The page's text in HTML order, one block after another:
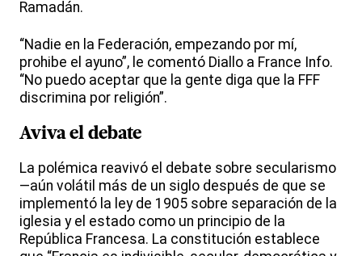
Ramadán.
“Nadie en la Federación, empezando por mí,
prohibe el ayuno”, le comentó Diallo a France Info.
“No puedo aceptar que la gente diga que la FFF
discrimina por religión”.
Aviva el debate
La polémica reavivó el debate sobre secularismo
—aún volátil más de un siglo después de que se
implementó la ley de 1905 sobre separación de la
iglesia y el estado como un principio de la
República Francesa. La constitución establece